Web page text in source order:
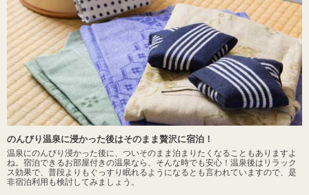
のんびり温泉に浸かった後はそのまま贅沢に宿泊！
温泉にのんびり浸かった後に、ついそのまま泊まりたくなることもありますよ
ね。宿泊できるお部屋付きの温泉なら、そんな時でも安心！温泉後はリラック
ス効果で、普段よりもぐっすり眠れるようになるとも言われていますので、是
非宿泊利用も検討してみましょう。